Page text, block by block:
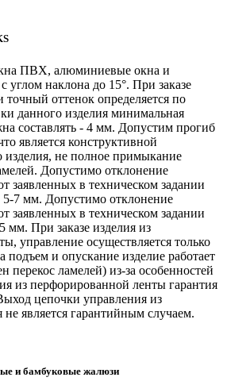
ПВХ, алюминиевые окна и
углом наклона до 15°. При заказе
оттенок определяется по
данного изделия минимальная
составлять - 4 мм. Допустим прогиб
является конструктивной
изделия, не полное примыкание
Допустимо отклонение
заявленных в техническом задании
7 мм. Допустимо отклонение
заявленных в техническом задании
мм. При заказе изделия из
управление осуществляется только
и опускание изделие работает
перекос ламелей) из-за особенностей
из перфорированной ленты гарантия
цепочки управления из
является гарантийным случаем.
и бамбуковые жалюзи